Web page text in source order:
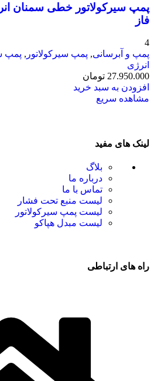
فاز
4
پمپ و آبرسانی, پمپ سیرکولاتور , پمپ
انرژی
27.950.000 تومان
افزودن به سبد خرید
مشاهده سریع
لینک های مفید
بلاگ
درباره ما
تماس با ما
لیست منبع تحت فشار
لیست پمپ سیرکولاتور
لیست مبدل هپاکو
راه های ارتباطی